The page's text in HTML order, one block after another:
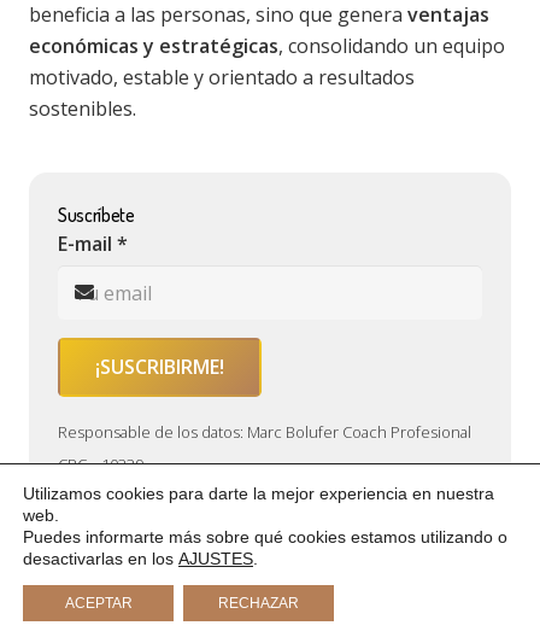
beneficia a las personas, sino que genera ventajas
económicas y estratégicas, consolidando un equipo
motivado, estable y orientado a resultados
sostenibles.
Suscríbete
E-mail *
Responsable de los datos: Marc Bolufer Coach Profesional
CPC – 10339
Finalidad: Gestionar los comentarios y solicitud de
información
Legitimación: Tu consentimiento expreso.
Destinatarios: No se cederán datos a terceros, salvo
obligación legal. Ver nuestra política de privacidad.
Utilizamos cookies para darte la mejor experiencia en nuestra
web.
Puedes informarte más sobre qué cookies estamos utilizando o
desactivarlas en los AJUSTES
ACEPTAR RECHAZAR